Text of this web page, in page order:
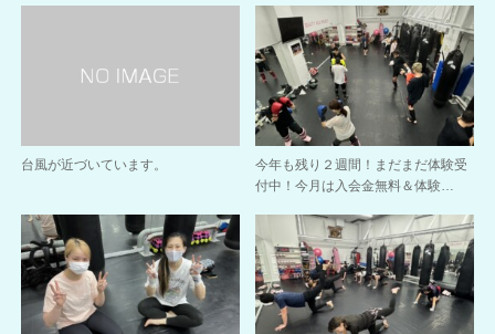
台風が近づいています。
今年も残り２週間！まだまだ体験受
付中！今月は入会金無料＆体験…